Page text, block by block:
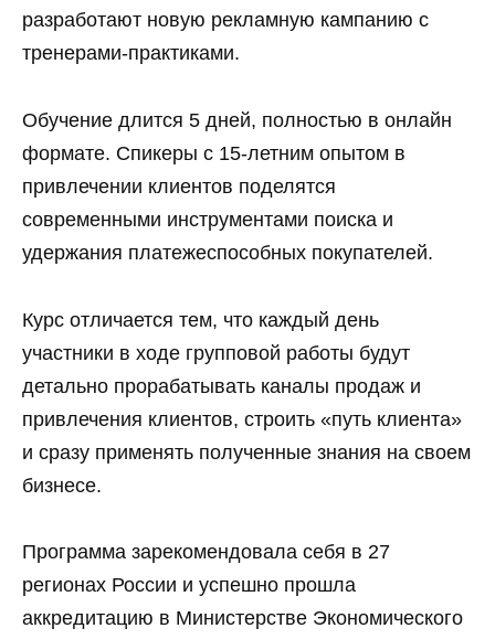
разработают новую рекламную кампанию с
тренерами-практиками.
Обучение длится 5 дней, полностью в онлайн
формате. Спикеры с 15-летним опытом в
привлечении клиентов поделятся
современными инструментами поиска и
удержания платежеспособных покупателей.
Курс отличается тем, что каждый день
участники в ходе групповой работы будут
детально прорабатывать каналы продаж и
привлечения клиентов, строить «путь клиента»
и сразу применять полученные знания на своем
бизнесе.
Программа зарекомендовала себя в 27
регионах России и успешно прошла
аккредитацию в Министерстве Экономического